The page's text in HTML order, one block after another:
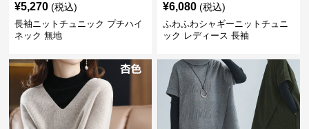
¥5,270 (税込)
長袖ニットチュニック プチハイ
ネック 無地
¥6,080 (税込)
ふわふわシャギーニットチュニ
ック レディース 長袖